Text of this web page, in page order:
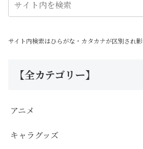
サイト内検索はひらがな・カタカナが区別され
【全カテゴリー】
アニメ
キャラグッズ